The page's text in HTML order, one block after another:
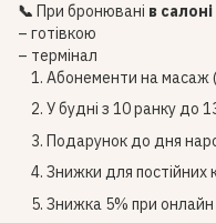
📞 При бронювані в салоні
– готівкою
– термінал
Абонементи на масаж
У будні з 10 ранку до
Подарунок до дня
Знижки для постійних
Знижка 5% при онлайн